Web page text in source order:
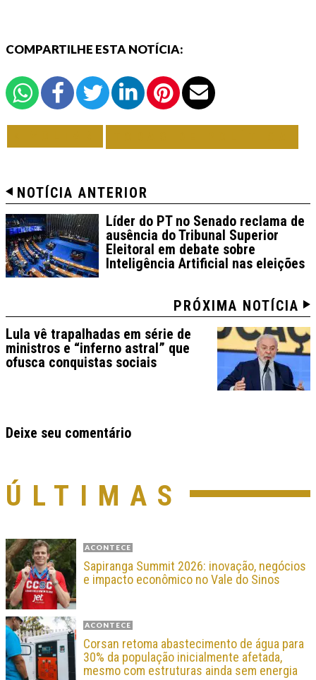
COMPARTILHE ESTA NOTÍCIA:
NOTÍCIA ANTERIOR
Líder do PT no Senado reclama de
ausência do Tribunal Superior
Eleitoral em debate sobre
Inteligência Artificial nas eleições
PRÓXIMA NOTÍCIA
Lula vê trapalhadas em série de
ministros e “inferno astral” que
ofusca conquistas sociais
Deixe seu comentário
ÚLTIMAS
ACONTECE
Sapiranga Summit 2026: inovação, negócios
e impacto econômico no Vale do Sinos
ACONTECE
Corsan retoma abastecimento de água para
30% da população inicialmente afetada,
mesmo com estruturas ainda sem energia